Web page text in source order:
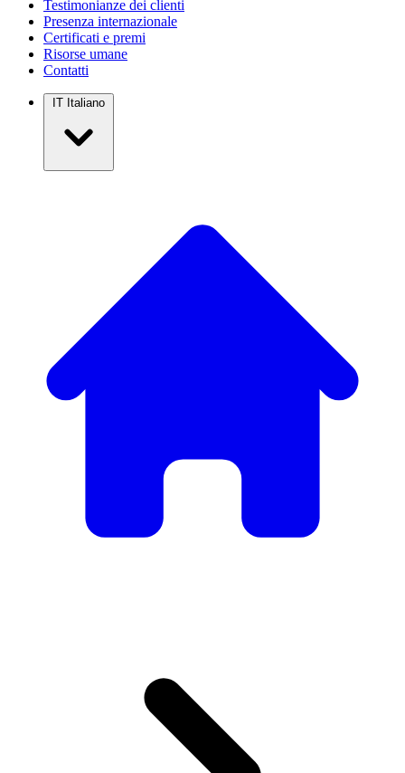
Testimonianze dei clienti
Presenza internazionale
Certificati e premi
Risorse umane
Contatti
IT Italiano